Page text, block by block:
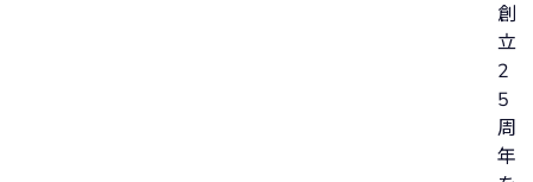
創
立
2
5
周
年